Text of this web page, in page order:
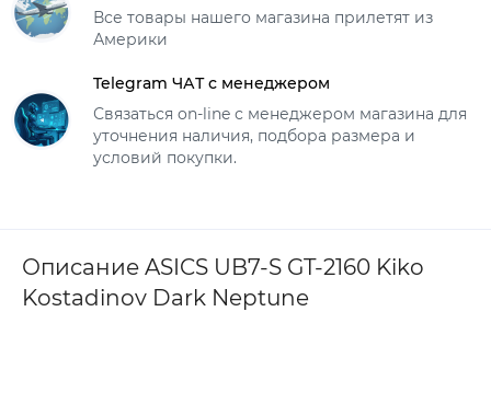
Все товары нашего магазина прилетят из
Америки
Telegram ЧАТ с менеджером
Связаться on-line с менеджером магазина для
уточнения наличия, подбора размера и
условий покупки.
Описание ASICS UB7-S GT-2160 Kiko
Kostadinov Dark Neptune